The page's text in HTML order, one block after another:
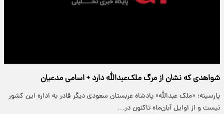
شواهدی که نشان از مرگ ملک‌عبدالله دارد + اسامی مدعیان
پارسینه: «ملک عبدالله» پادشاه عربستان سعودی دیگر قادر به اداره این کشور
نیست و از اوایل آبان‌ماه تاکنون در…